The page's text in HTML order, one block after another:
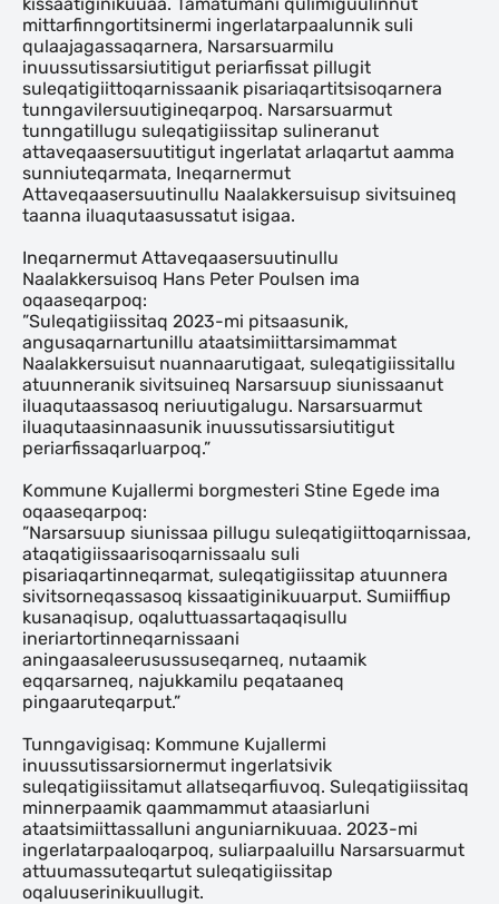
mittarfinngortitsinermi ingerlatarpaalunnik suli
qulaajagassaqarnera, Narsarsuarmilu
inuussutissarsiutitigut periarfissat pillugit
suleqatigiittoqarnissaanik pisariaqartitsisoqarnera
tunngavilersuutigineqarpoq. Narsarsuarmut
tunngatillugu suleqatigiissitap sulineranut
attaveqaasersuutitigut ingerlatat arlaqartut aamma
sunniuteqarmata, Ineqarnermut
Attaveqaasersuutinullu Naalakkersuisup sivitsuineq
taanna iluaqutaasussatut isigaa.
Ineqarnermut Attaveqaasersuutinullu
Naalakkersuisoq Hans Peter Poulsen ima
oqaaseqarpoq:
”Suleqatigiissitaq 2023-mi pitsaasunik,
angusaqarnartunillu ataatsimiittarsimammat
Naalakkersuisut nuannaarutigaat, suleqatigiissitallu
atuunneranik sivitsuineq Narsarsuup siunissaanut
iluaqutaassasoq neriuutigalugu. Narsarsuarmut
iluaqutaasinnaasunik inuussutissarsiutitigut
periarfissaqarluarpoq.”
Kommune Kujallermi borgmesteri Stine Egede ima
oqaaseqarpoq:
”Narsarsuup siunissaa pillugu suleqatigiittoqarnissaa,
ataqatigiissaarisoqarnissaalu suli
pisariaqartinneqarmat, suleqatigiissitap atuunnera
sivitsorneqassasoq kissaatiginikuuarput. Sumiiffiup
kusanaqisup, oqaluttuassartaqaqisullu
ineriartortinneqarnissaani
aningaasaleerusussuseqarneq, nutaamik
eqqarsarneq, najukkamilu peqataaneq
pingaaruteqarput.”
Tunngavigisaq: Kommune Kujallermi
inuussutissarsiornermut ingerlatsivik
suleqatigiissitamut allatseqarfiuvoq. Suleqatigiissitaq
minnerpaamik qaammammut ataasiarluni
ataatsimiittassalluni anguniarnikuuaa. 2023-mi
ingerlatarpaaloqarpoq, suliarpaaluillu Narsarsuarmut
attuumassuteqartut suleqatigiissitap
oqaluuserinikuullugit.